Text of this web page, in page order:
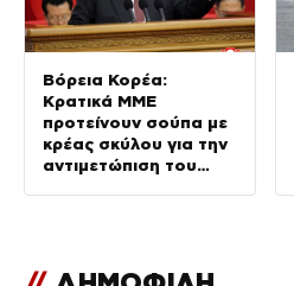
Βόρεια Κορέα:
Κρατικά ΜΜΕ
προτείνουν σούπα με
κρέας σκύλου για την
αντιμετώπιση του